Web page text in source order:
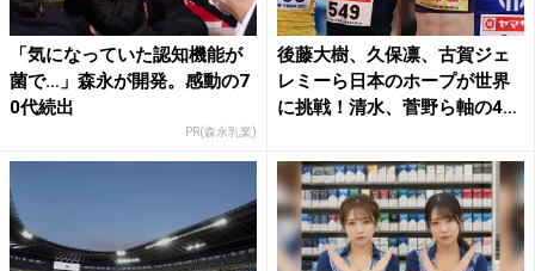
「気になっていた認知機能が
菌で…」森永が開発。感動の7
0代続出
PR(森永乳業)
後藤大樹、久保凛、古賀ジェ
レミーら日本のホープが世界
に挑戦！清水、菅野ら軸の4